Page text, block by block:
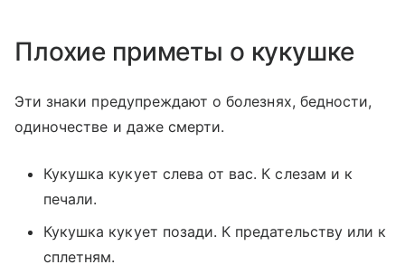
Плохие приметы о кукушке
Эти знаки предупреждают о болезнях, бедности,
одиночестве и даже смерти.
Кукушка кукует слева от вас. К слезам и к
печали.
Кукушка кукует позади. К предательству или к
сплетням.